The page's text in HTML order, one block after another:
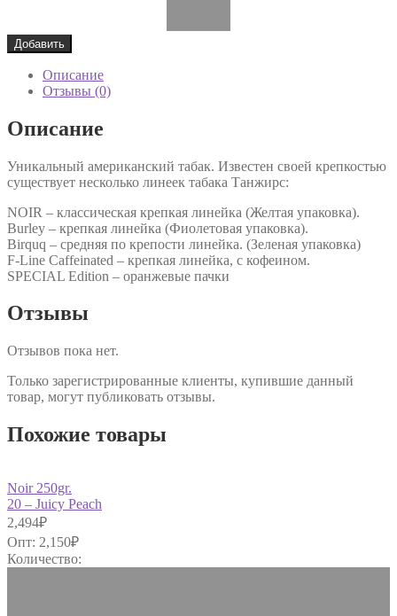
Добавить
Описание
Отзывы (0)
Описание
Уникальный американский табак. Известен своей крепкостью
существует несколько линеек табака Танжирс:
NOIR – классическая крепкая линейка (Желтая упаковка).
Burley – крепкая линейка (Фиолетовая упаковка).
Birquq – средняя по крепости линейка. (Зеленая упаковка)
F-Line Caffeinated – крепкая линейка, с кофеином.
SPECIAL Edition – оранжевые пачки
Отзывы
Отзывов пока нет.
Только зарегистрированные клиенты, купившие данный
товар, могут публиковать отзывы.
Похожие товары
Noir 250gr.
20 – Juicy Peach
2,494₽
Опт: 2,150₽
Количество: